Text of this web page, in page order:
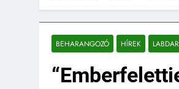
BEHARANGOZÓ HÍREK